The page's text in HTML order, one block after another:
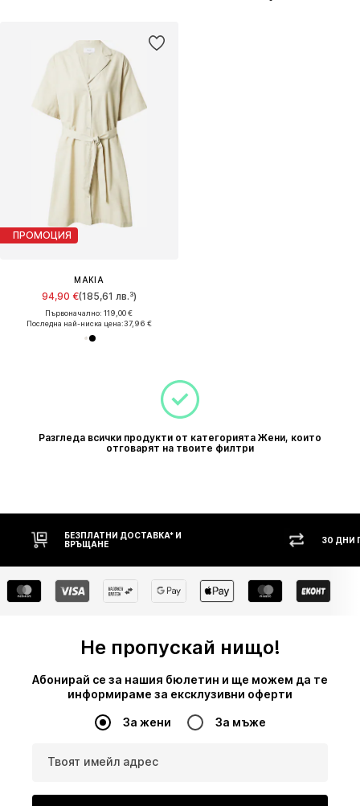
ПРОМОЦИЯ
MAKIA
94,90 €(185,61 лв.³)
Първоначално: 119,00 €
Последна най-ниска цена:37,96 €
Разгледа всички продукти от категорията Жени, които
отговарят на твоите филтри
И 30 ДНИ ПРАВО НА ВРЪЩАНЕ
Не пропускай нищо!
Абонирай се за нашия бюлетин и ще можем да те
информираме за ексклузивни оферти
За жени За мъже
Твоят имейл адрес